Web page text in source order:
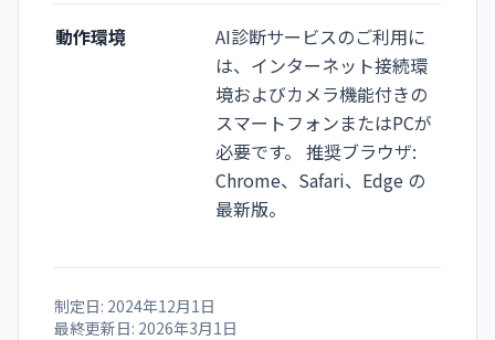
動作環境
AI診断サービスのご利用に
は、インターネット接続環
境およびカメラ機能付きの
スマートフォンまたはPCが
必要です。 推奨ブラウザ:
Chrome、Safari、Edge の
最新版。
制定日: 2024年12月1日
最終更新日: 2026年3月1日